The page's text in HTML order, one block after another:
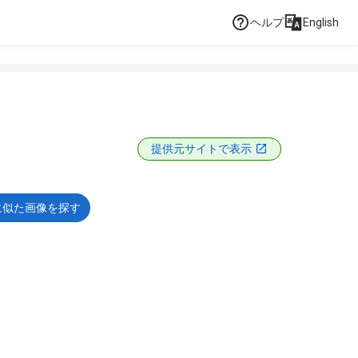
ヘルプ English
提供元サイトで表示
た画像を探す